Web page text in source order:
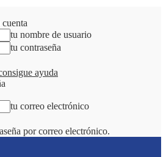
tu nombre de usuario
tu contraseña
ayuda
tu correo electrónico
por correo electrónico.